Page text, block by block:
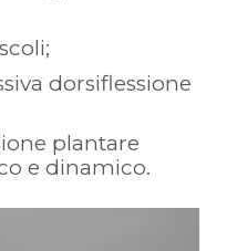
dorsiflessione
plantare
e dinamico.